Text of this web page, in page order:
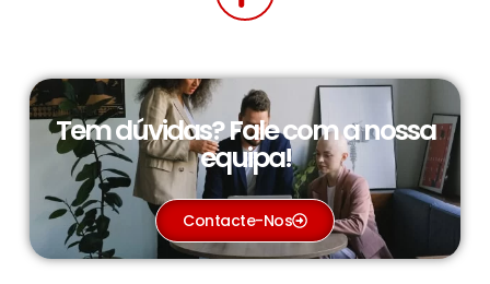
Tem dúvidas? Fale com a nossa
equipa!
Contacte-Nos